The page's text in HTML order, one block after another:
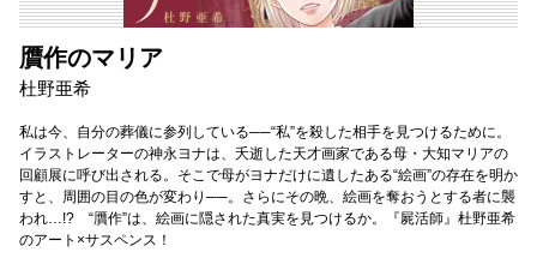
贋作のマリア
杜野亜希
私は今、自分の葬儀に参列している──“私”を殺した相手を見つけるために。
イラストレーターの神永ヨナは、夭逝した天才画家である母・大知マリアの
回顧展に呼び出される。そこで母がヨナだけに遺したある“絵画”の存在を明か
すと、周囲の目の色が変わり──。さらにその晩、絵画を奪おうとする者に襲
われ…!? “贋作”は、絵画に隠された真実を見つけるか。『屍活師』杜野亜希
のアート×サスペンス！